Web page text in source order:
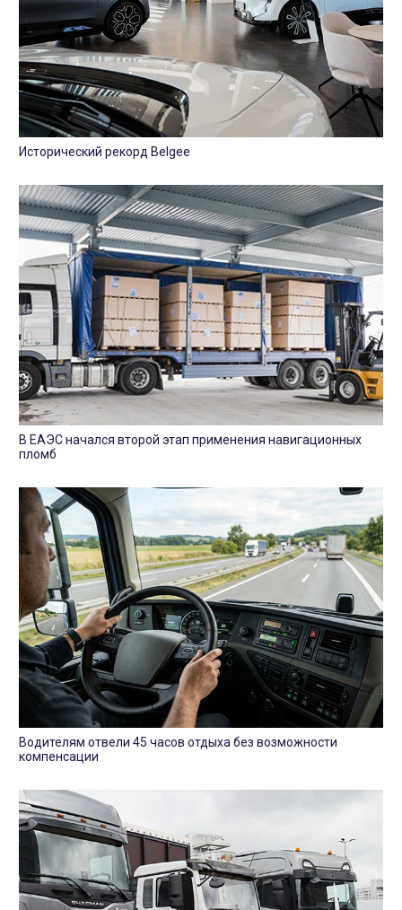
Исторический рекорд Belgee
В ЕАЭС начался второй этап применения навигационных
пломб
Водителям отвели 45 часов отдыха без возможности
компенсации